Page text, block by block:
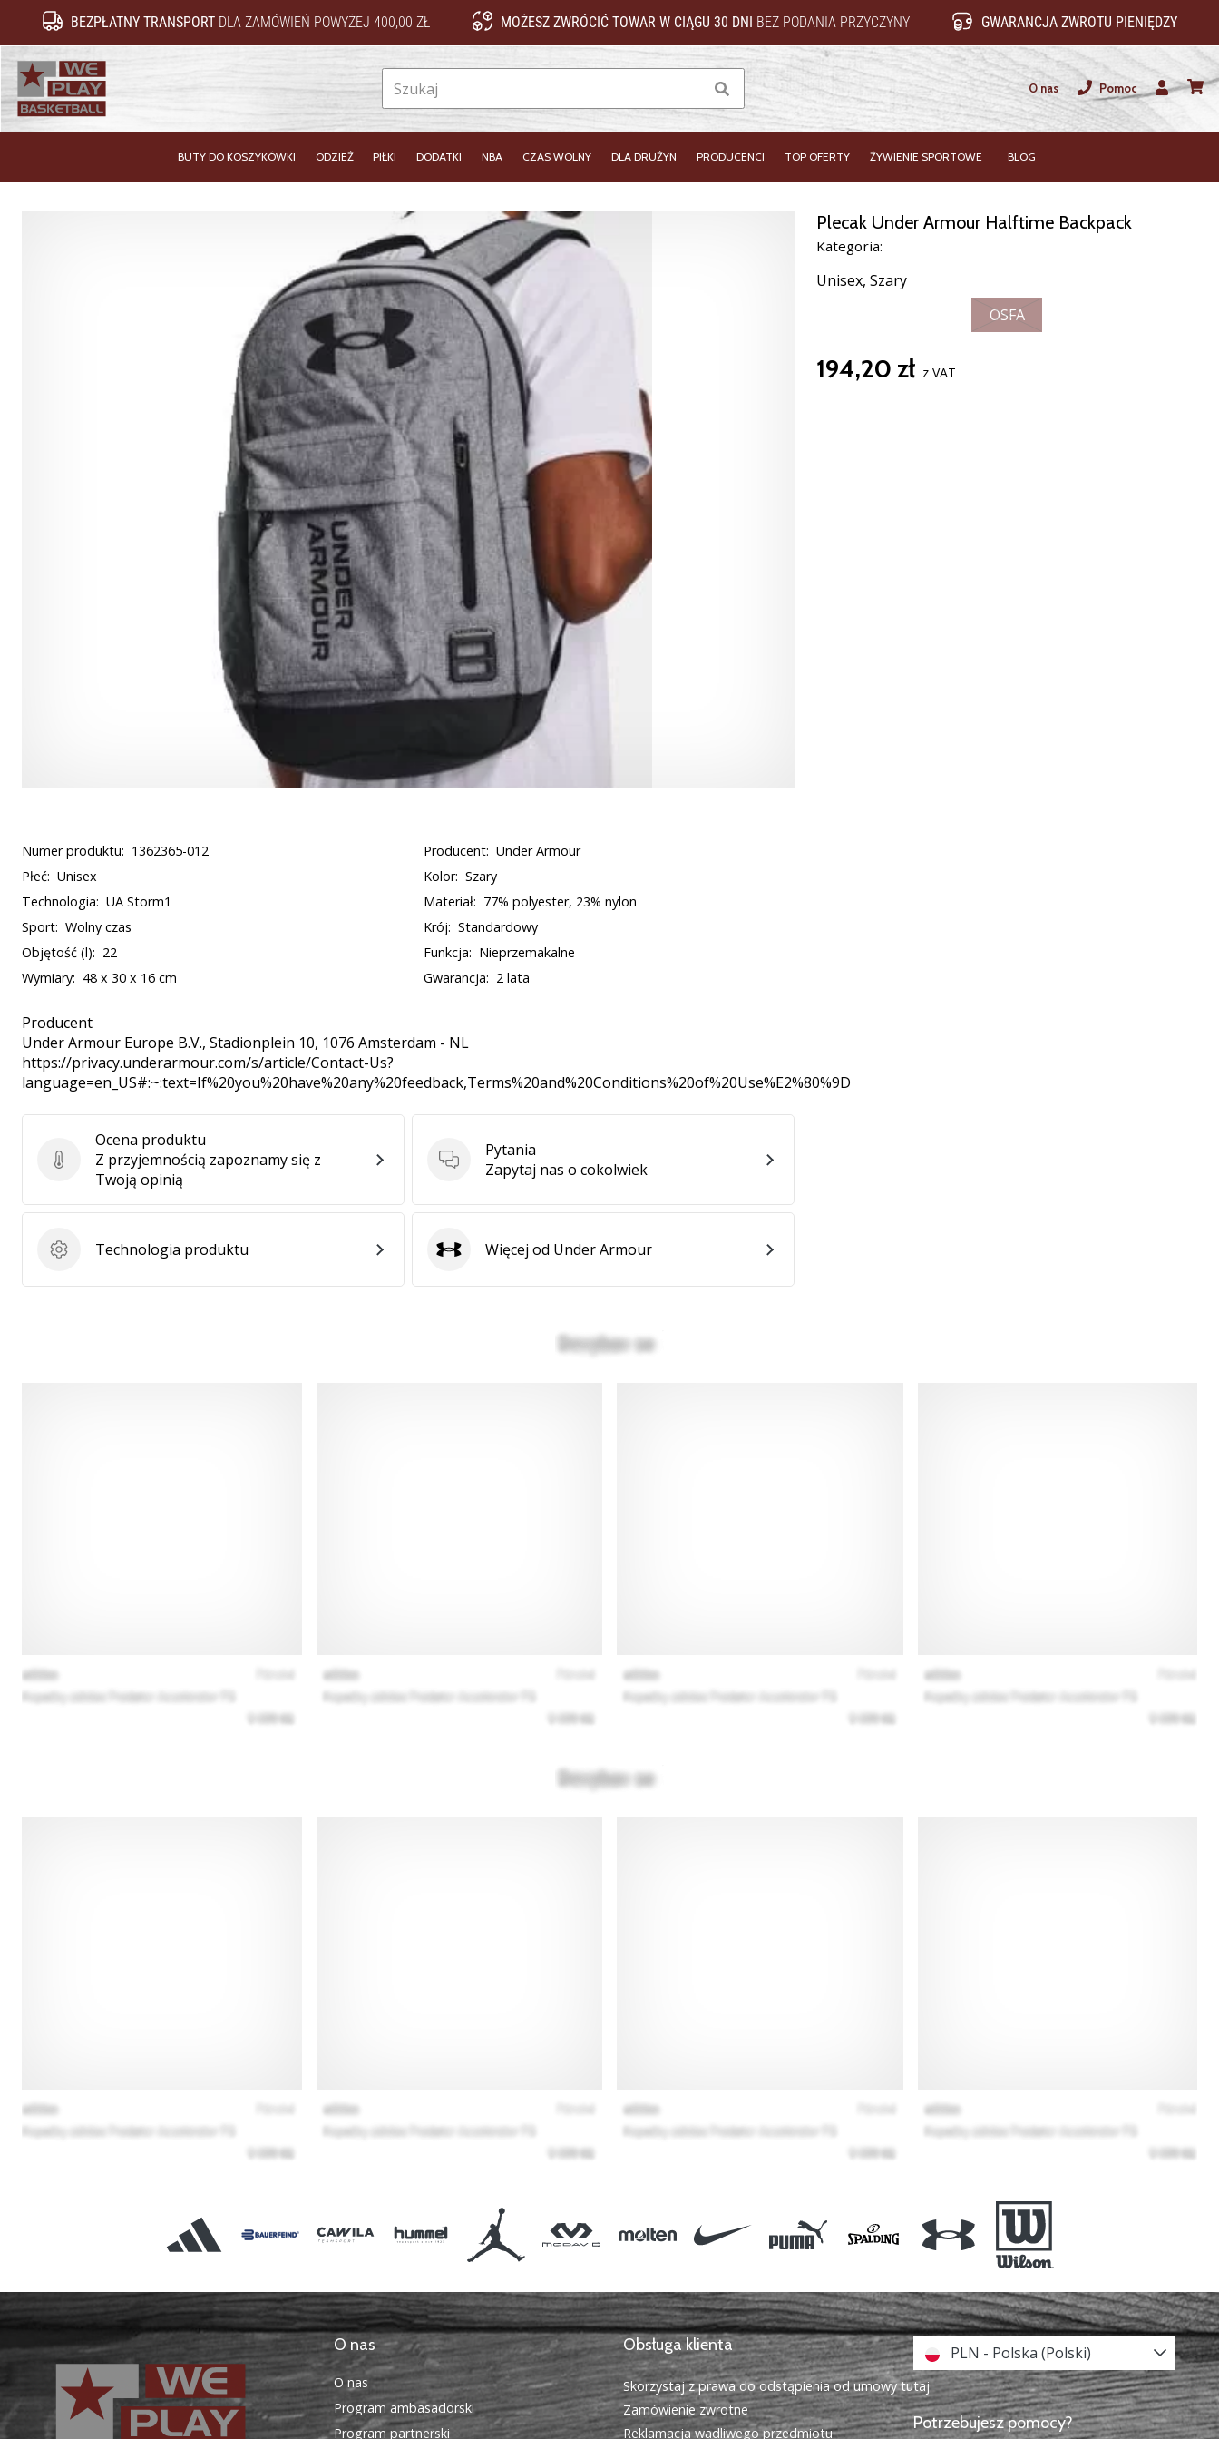
BEZPŁATNY TRANSPORT DLA ZAMÓWIEŃ POWYŻEJ 400,00 ZŁ MOŻESZ ZWRÓCIĆ TOWAR W CIĄGU 30 DNI BEZ PODANIA PRZYCZYNY GWARANCJA ZWROTU PIENIĘDZY
Szukaj O nas
Pomoc
Użytkownik
BUTY DO KOSZYKÓWKI ODZIEŻ PIŁKI DODATKI NBA CZAS WOLNY DLA DRUŻYN PRODUCENCI TOP OFERTY ŻYWIENIE SPORTOWE BLOG
Plecak Under Armour Halftime Backpack
Kategoria:
Unisex, Szary
OSFA
194,20 zł z VAT
Numer produktu: 1362365-012 Producent: Under Armour
Płeć: Unisex Kolor: Szary
Technologia: UA Storm1 Materiał: 77% polyester, 23% nylon
Sport: Wolny czas Krój: Standardowy
Objętość (l): 22 Funkcja: Nieprzemakalne
Wymiary: 48 x 30 x 16 cm Gwarancja: 2 lata
Producent
Under Armour Europe B.V., Stadionplein 10, 1076 Amsterdam - NL
https://privacy.underarmour.com/s/article/Contact-Us?
language=en_US#:~:text=If%20you%20have%20any%20feedback,Terms%20and%20Conditions%20of%20Use%E2%80%9D
Ocena produktu
Ocena produktu
Z przyjemnością zapoznamy się z
Twoją opinią
Pytania
Pytania
Zapytaj nas o cokolwiek
Technologia produktu
Technologia produktu Under Armour
Więcej od Under Armour
O nas
O nas
Program ambasadorski
Program partnerski
Obsługa klienta
Skorzystaj z prawa do odstąpienia od umowy tutaj
Zamówienie zwrotne
Reklamacja wadliwego przedmiotu
PLN - Polska (Polski)
Potrzebujesz pomocy?